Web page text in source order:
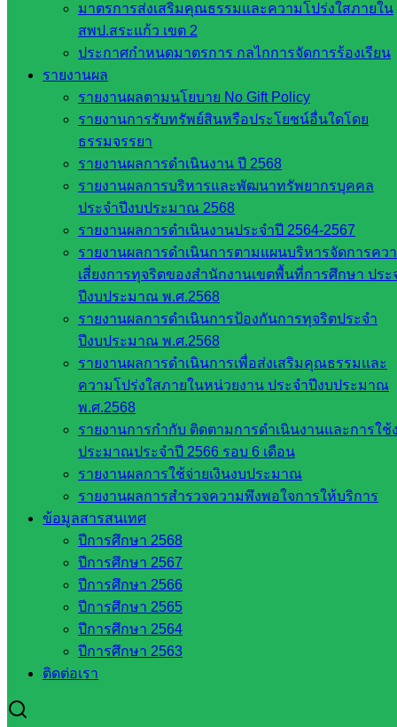
มาตรการส่งเสริมคุณธรรมและความโปร่งใสภายใน
สพป.สระแก้ว เขต 2
ประกาศกำหนดมาตรการ กลไกการจัดการร้องเรียน
รายงานผล
รายงานผลตามนโยบาย No Gift Policy
รายงานการรับทรัพย์สินหรือประโยชน์อื่นใดโดย
ธรรมจรรยา
รายงานผลการดำเนินงาน ปี 2568
รายงานผลการบริหารและพัฒนาทรัพยากรบุคคล
ประจำปีงบประมาณ 2568
รายงานผลการดำเนินงานประจำปี 2564-2567
รายงานผลการดำเนินการตามแผนบริหารจัดการคว
เสี่ยงการทุจริตของสำนักงานเขตพื้นที่การศึกษา ประ
ปีงบประมาณ พ.ศ.2568
รายงานผลการดำเนินการป้องกันการทุจริตประจำ
ปีงบประมาณ พ.ศ.2568
รายงานผลการดำเนินการเพื่อส่งเสริมคุณธรรมและ
ความโปร่งใสภายในหน่วยงาน ประจำปีงบประมาณ
พ.ศ.2568
รายงานการกำกับ ติดตามการดำเนินงานและการใช้
ประมาณประจำปี 2566 รอบ 6 เดือน
รายงานผลการใช้จ่ายเงินงบประมาณ
รายงานผลการสำรวจความพึงพอใจการให้บริการ
ข้อมูลสารสนเทศ
ปีการศึกษา 2568
ปีการศึกษา 2567
ปีการศึกษา 2566
ปีการศึกษา 2565
ปีการศึกษา 2564
ปีการศึกษา 2563
ติดต่อเรา
สพป. ใน
กรมบัญชี
หน่วยงาน
ในจังหวัด
สระแก้ว
จังหวัด
สระแก้ว
องค์การ
บริหาร
ส่วน
จังหวัด